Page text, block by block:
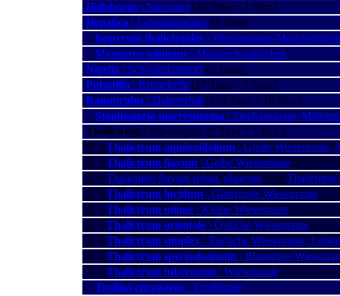
Helleborus \ Nieswurz (10 Taxa + 1 Syn.)
Hepatica \ Leberblümchen (2 Taxa)
Isopyrum thalictroides \ Wiesenrauten-
Myosurus minimus \ Mäuseschwänzchen
Nigella \ Schwarzkümmel (3 Taxa)
Pulsatilla \ Kuhschelle (17 Taxa + 5 Syn.)
Ranunculus \ Hahnenfuß (174 Taxa + 18 Syn.)
Staphisagria macrosperma \ Stephanskraut,
Thalictrum \ Wiesenraute (8 Taxa + 1 Syn.)
Thalictrum aquilegiifolium \ Große Wiesenraute,
Thalictrum flavum \ Gelbe Wiesenraute
Thalictrum flavum subsp. glaucum −−> Thalictrum
Thalictrum lucidum \ Glänzende Wiesenraute
Thalictrum minus \ Kleine Wiesenraute
Thalictrum orientale \ Östliche Wiesenraute
Thalictrum simplex \ Einfache Wiesenraute,
Thalictrum speciosissimum \ Blaugrüne
Thalictrum tuberosum \ Wiesenraute
Trollius europaeus \ Trollblume